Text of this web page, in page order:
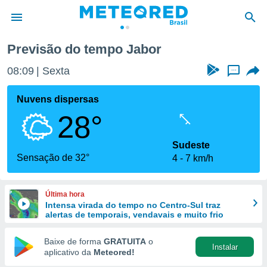
da
fornecidas
a este
das
e
forma
digital
Previsão do tempo Jabor
08:09 Sexta ...
Nuvens dispersas
28°
Sensação de 32°
Sudeste
4
7 km/h
Última hora
Intensa virada do tempo no Centro-Sul traz
alertas de temporais, vendavais e muito frio
Baixe de forma GRATUITA o
aplicativo da Meteored!
Instalar